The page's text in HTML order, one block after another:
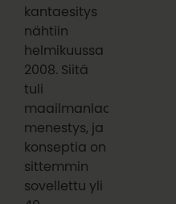
kantaesitys
nähtiin
helmikuussa
2008. Siitä
tuli
maailmanlaajuinen
menestys, ja
konseptia on
sittemmin
sovellettu yli